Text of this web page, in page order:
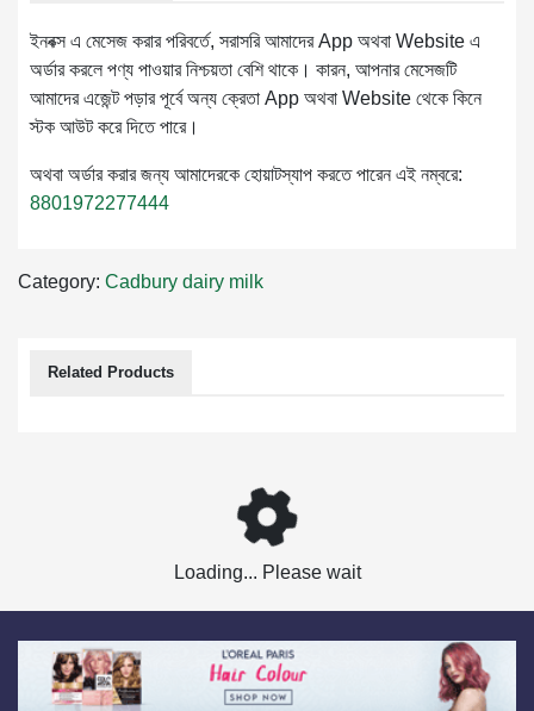
ইনবক্স এ মেসেজ করার পরিবর্তে, সরাসরি আমাদের App অথবা Website এ
অর্ডার করলে পণ্য পাওয়ার নিশ্চয়তা বেশি থাকে। কারন, আপনার মেসেজটি
আমাদের এজেন্ট পড়ার পূর্বে অন্য ক্রেতা App অথবা Website থেকে কিনে
স্টক আউট করে দিতে পারে।
অথবা অর্ডার করার জন্য আমাদেরকে হোয়াটস্যাপ করতে পারেন এই নম্বরে:
8801972277444
Category: Cadbury dairy milk
Related Products
Loading... Please wait